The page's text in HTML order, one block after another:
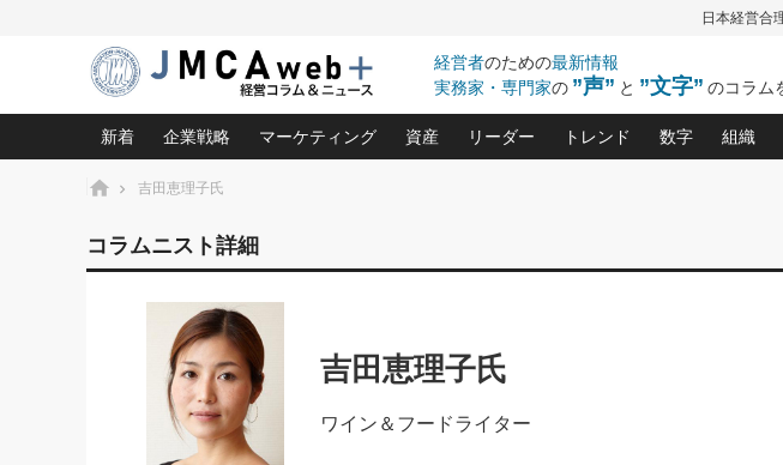
日本経営合
経営者のための最新情報
実務家・専門家の ”声” と ”文字” のコラム
新着
相談15：銀行がやたらと固定金
利を勧めてきます！やはり固定
がよいのでしょうか！
第153回「内需企業があっとい
う間にグローバル成長企業に」
企業戦略
中小企業の「１位づくり」戦略(96)
利益を最大化する「業務改善」横田尚哉氏(5)
強い会社を築く ビジネス・クリニック(240)
日本レーザー「人を大切にしながら利益を上げる経営」の極意
(3)
武器としてのM&A入門(3)
社長のための“儲かる通販”戦略視点(151)
マーケティング
ビジネスを一瞬で制する！一流グローバル経営者は知ってい
大復活＆快進撃！ユニバーサルスタジオジャパンの成功要因と
最高の自分を表現する 成功イメージ戦略(77)
資産
どうなる金融業界(39)
事業承継の前に、決めておきたい、知っておきた
きたいコト(12)
会社と社長のための資産管理講座(95)
リーダー
ビジネスリーダー×次の一手「牟田太陽
指導者たる者かくあるべし(635)
朝礼・会議での「社長の３分間スピーチ
トレンド 数字
おカネが残る
組織
中小
顧客
ホーム 吉田恵理子氏
コラムニスト詳細
吉田恵理子氏
ワイン＆フードライター